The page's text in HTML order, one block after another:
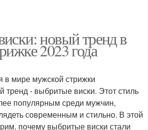
новый тренд в
2023 года
в мире мужской стрижки
тренд - выбритые виски. Этот стиль
популярным среди мужчин,
современным и стильно. В этой
почему выбритые виски стали